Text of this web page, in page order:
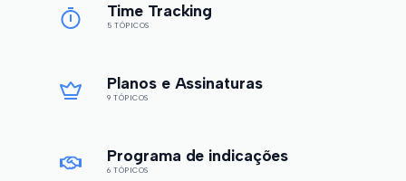
Time Tracking
5 TÓPICOS
Planos e Assinaturas
9 TÓPICOS
Programa de indicações
6 TÓPICOS